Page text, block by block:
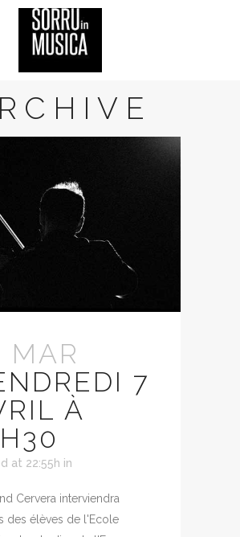
MAR
7
À
at 22:55h in
Cervera interviendra
des élèves de l'Ecole